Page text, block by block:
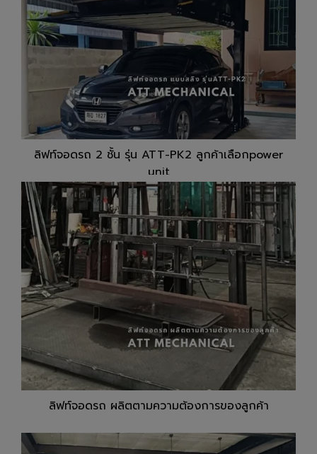
ลิฟท์จอดรถ 2 ชั้น รุ่น ATT-PK2 ลูกค้าเลือกpower
unit
ลิฟท์จอดรถ ผลิตตามความต้องการของลูกค้า